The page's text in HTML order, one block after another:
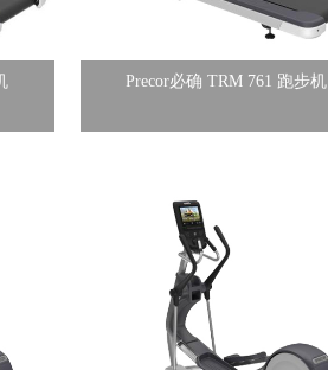
Precor必确 TRM 761 跑步机